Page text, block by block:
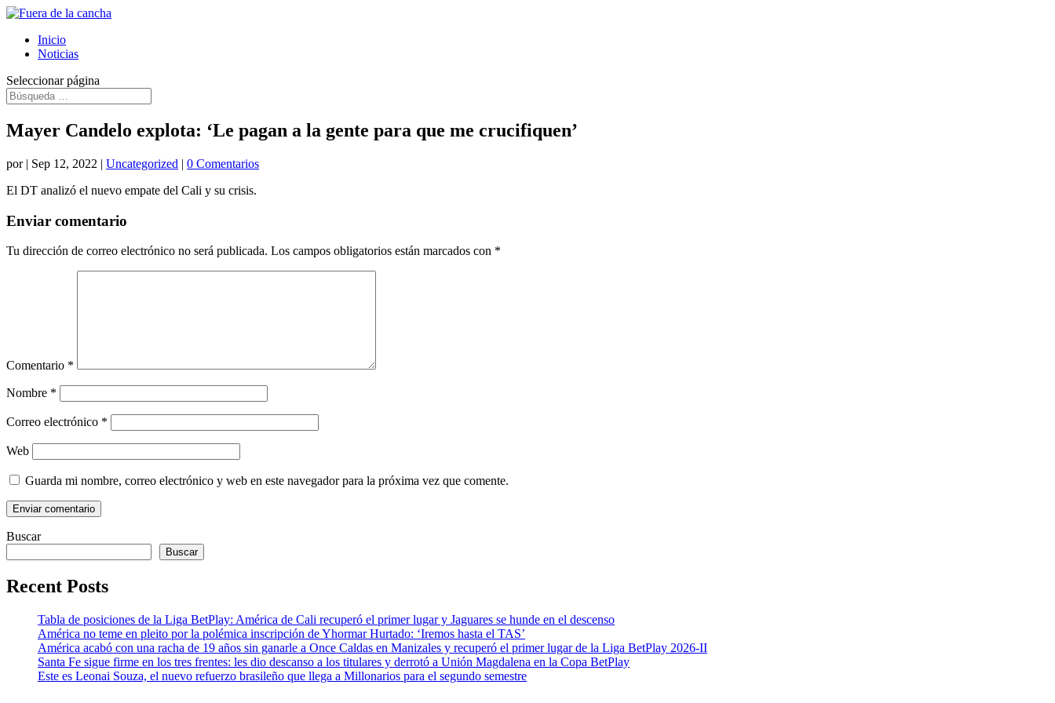
Inicio
Noticias
Seleccionar página
Mayer Candelo explota: ‘Le pagan a la gente para que me crucifiquen’
por | Sep 12, 2022 | Uncategorized | 0 Comentarios
El DT analizó el nuevo empate del Cali y su crisis.
Enviar comentario
Tu dirección de correo electrónico no será publicada. Los campos obligatorios están marcados con *
Comentario *
Nombre *
Correo electrónico *
Web
Guarda mi nombre, correo electrónico y web en este navegador para la próxima vez que comente.
Buscar
Buscar
Recent Posts
Tabla de posiciones de la Liga BetPlay: América de Cali recuperó el primer lugar y Jaguares se hunde en el descenso
América no teme en pleito por la polémica inscripción de Yhormar Hurtado: ‘Iremos hasta el TAS’
América acabó con una racha de 19 años sin ganarle a Once Caldas en Manizales y recuperó el primer lugar de la Liga BetPlay 2026-II
Santa Fe sigue firme en los tres frentes: les dio descanso a los titulares y derrotó a Unión Magdalena en la Copa BetPlay
Este es Leonai Souza, el nuevo refuerzo brasileño que llega a Millonarios para el segundo semestre